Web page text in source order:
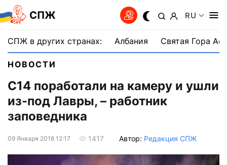
СПЖ RU
СПЖ в других странах: Албания Святая Гора
НОВОСТИ
С14 поработали на камеру и ушли
из-под Лавры, – работник
заповедника
09 Января 2018 12:17 1417 Автор: Редакция СПЖ